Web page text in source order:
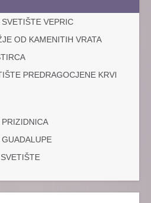
VEPRIC
OD KAMENITIH VRATA
PREDRAGOCJENE KRVI